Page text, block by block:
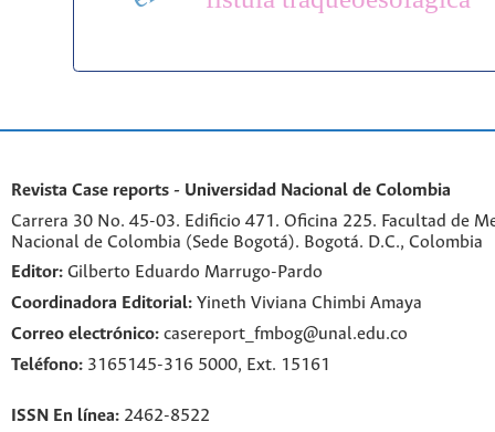
Revista Case reports - Universidad Nacional de Colombia
Carrera 30 No. 45-03. Edificio 471. Oficina 225. Facultad de
Nacional de Colombia (Sede Bogotá). Bogotá. D.C., Colombia
Editor: Gilberto Eduardo Marrugo-Pardo
Coordinadora Editorial: Yineth Viviana Chimbi Amaya
Correo electrónico: casereport_fmbog@unal.edu.co
Teléfono: 3165145-316 5000, Ext. 15161
ISSN En línea: 2462-8522